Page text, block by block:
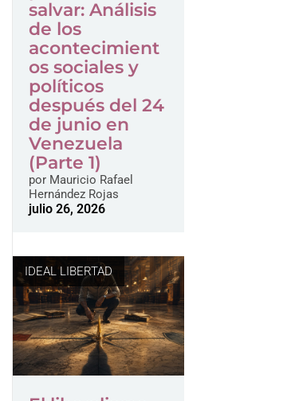
salvar: Análisis
de los
acontecimient
os sociales y
políticos
después del 24
de junio en
Venezuela
(Parte 1)
porMauricio Rafael
Hernández Rojas
julio 26, 2026
IDEAL LIBERTAD